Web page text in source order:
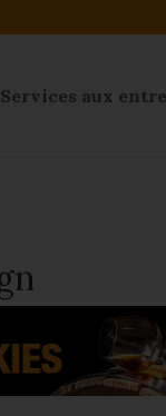
Services aux